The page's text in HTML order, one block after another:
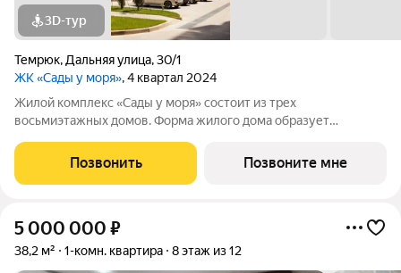
3D-тур
Темрюк, Дальняя улица,30/1
ЖК «Сады у моря», 4 квартал 2024
Жилой комплекс «Сады у моря» состоит из трех
восьмиэтажных домов. Форма жилого дома образует
стиле. В отделке фасада использованы высококачественные
облицовочные материалы. Внутри расположен двор со
Позвонить Позвоните мне
5 000 000 ₽
38,2 м² 1-комн. квартира 8 этаж из 12